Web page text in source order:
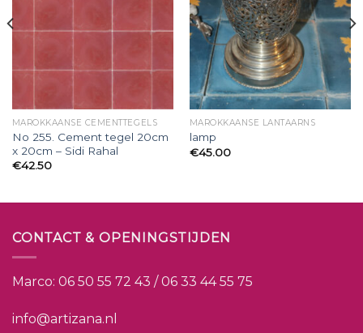
MAROKKAANSE CEMENTTEGELS
No 255. Cement tegel 20cm
x 20cm – Sidi Rahal
€42.50
MAROKKAANSE LANTAARNS
lamp
€45.00
CONTACT & OPENINGSTIJDEN
Marco: 06 50 55 72 43 / 06 33 44 55 75
info@artizana.nl